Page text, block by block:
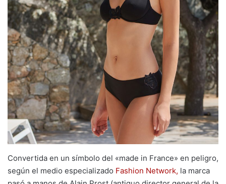
Convertida en un símbolo del «made in France» en peligro,
según el medio especializado Fashion Network, la marca